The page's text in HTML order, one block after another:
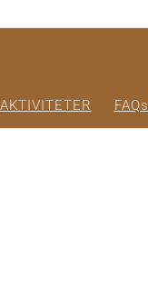
AKTIVITETER FAQs